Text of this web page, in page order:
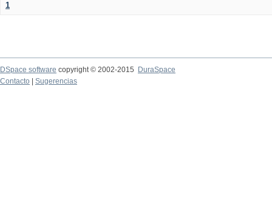
1
DSpace software copyright © 2002-2015
DuraSpace
Contacto
Sugerencias